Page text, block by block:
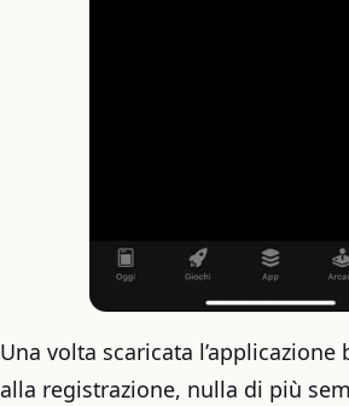
Una volta scaricata
alla registrazione, nulla di più